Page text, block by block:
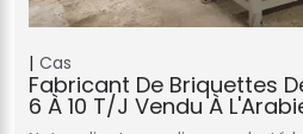
Cas
Fabricant De Briquettes
6 À 10 T/j Vendu À